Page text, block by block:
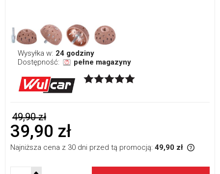
Wysyłka w: 24 godziny
Dostępność:
pełne magazyny
39,90 zł
49,90 zł
Najniższa cena z 30 dni przed tą promocją: 49,90 zł
the